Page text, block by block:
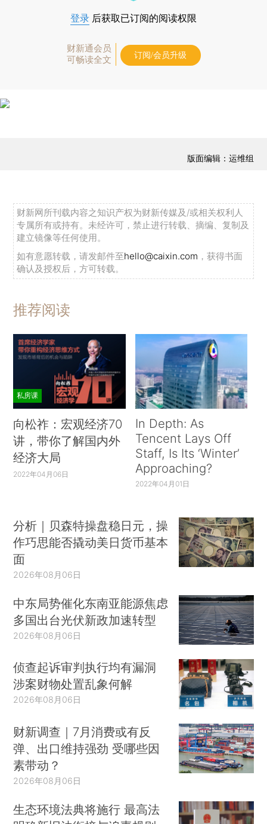
登录 后获取已订阅的阅读权限
财新通会员
可畅读全文
订阅/会员升级
版面编辑：运维组
财新网所刊载内容之知识产权为财新传媒及/或相关权利人
专属所有或持有。未经许可，禁止进行转载、摘编、复制及
建立镜像等任何使用。
如有意愿转载，请发邮件至hello@caixin.com ，获得书面
确认及授权后，方可转载。
推荐阅读
私房课
向松祚：宏观经济70
讲，带你了解国内外
经济大局
2022年04月06日
In Depth: As
Tencent Lays Off
Staff, Is Its ‘Winter’
Approaching?
2022年04月01日
分析｜贝森特操盘稳日元，操
作巧思能否撬动美日货币基本
面
2026年08月06日
中东局势催化东南亚能源焦虑
多国出台光伏新政加速转型
2026年08月06日
侦查起诉审判执行均有漏洞
涉案财物处置乱象何解
2026年08月06日
财新调查｜7月消费或有反
弹、出口维持强劲 受哪些因
素带动？
2026年08月06日
生态环境法典将施行 最高法